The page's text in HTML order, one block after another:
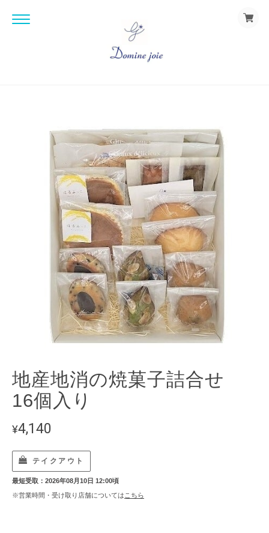
地産地消の焼菓子詰合せ
16個入り
¥4,140
テイクアウト
最短受取：2026年08月10日 12:00頃
※営業時間・受け取り店舗については こちら